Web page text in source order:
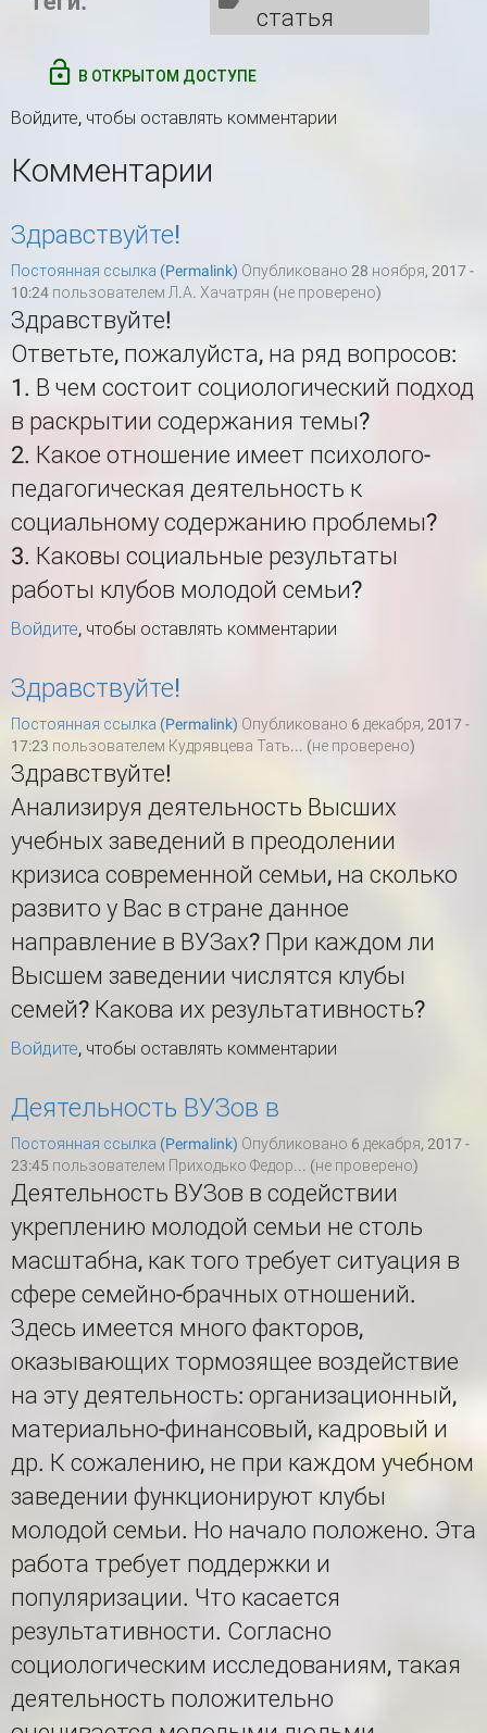
статья
В ОТКРЫТОМ ДОСТУПЕ
Войдите, чтобы оставлять комментарии
Комментарии
Здравствуйте!
Постоянная ссылка (Permalink) Опубликовано 28 ноября, 2017 -
10:24 пользователем Л.А. Хачатрян (не проверено)
Здравствуйте!
Ответьте, пожалуйста, на ряд вопросов:
1. В чем состоит социологический подход
в раскрытии содержания темы?
2. Какое отношение имеет психолого-
педагогическая деятельность к
социальному содержанию проблемы?
3. Каковы социальные результаты
работы клубов молодой семьи?
Войдите, чтобы оставлять комментарии
Здравствуйте!
Постоянная ссылка (Permalink) Опубликовано 6 декабря, 2017 -
17:23 пользователем Кудрявцева Тать... (не проверено)
Здравствуйте!
Анализируя деятельность Высших
учебных заведений в преодолении
кризиса современной семьи, на сколько
развито у Вас в стране данное
направление в ВУЗах? При каждом ли
Высшем заведении числятся клубы
семей? Какова их результативность?
Войдите, чтобы оставлять комментарии
Деятельность ВУЗов в
Постоянная ссылка (Permalink) Опубликовано 6 декабря, 2017 -
23:45 пользователем Приходько Федор... (не проверено)
Деятельность ВУЗов в содействии
укреплению молодой семьи не столь
масштабна, как того требует ситуация в
сфере семейно-брачных отношений.
Здесь имеется много факторов,
оказывающих тормозящее воздействие
на эту деятельность: организационный,
материально-финансовый, кадровый и
др. К сожалению, не при каждом учебном
заведении функционируют клубы
молодой семьи. Но начало положено. Эта
работа требует поддержки и
популяризации. Что касается
результативности. Согласно
социологическим исследованиям, такая
деятельность положительно